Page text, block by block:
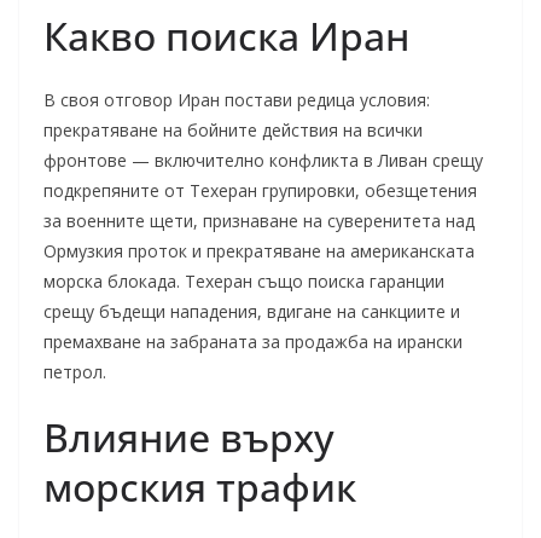
Какво поиска Иран
В своя отговор Иран постави редица условия:
прекратяване на бойните действия на всички
фронтове — включително конфликта в Ливан срещу
подкрепяните от Техеран групировки, обезщетения
за военните щети, признаване на суверенитета над
Ормузкия проток и прекратяване на американската
морска блокада. Техеран също поиска гаранции
срещу бъдещи нападения, вдигане на санкциите и
премахване на забраната за продажба на ирански
петрол.
Влияние върху
морския трафик